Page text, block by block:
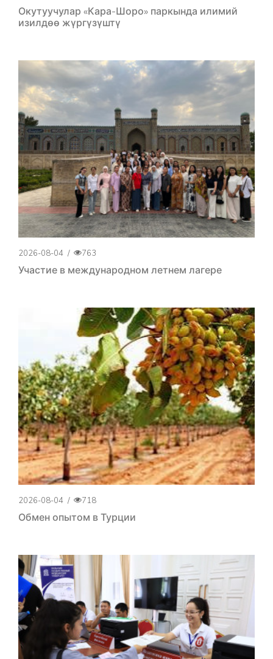
Окутуучулар «Кара-Шоро» паркында илимий
изилдөө жүргүзүштү
2026-08-04 / 763
Участие в международном летнем лагере
2026-08-04 / 718
Обмен опытом в Турции